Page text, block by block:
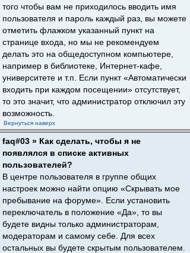
того чтобы вам не приходилось вводить имя
пользователя и пароль каждый раз, вы можете
отметить флажком указанный пункт на
странице входа, но мы не рекомендуем
делать это на общедоступном компьютере,
например в библиотеке, Интернет-кафе,
университете и т.п. Если пункт «Автоматически
входить при каждом посещении» отсутствует,
то это значит, что администратор отключил эту
возможность.
Вернуться наверх
faq#03 » Как сделать, чтобы я не
появлялся в списке активных
пользователей?
В центре пользователя в группе общих
настроек можно найти опцию «Скрывать мое
пребывание на форуме». Если установить
переключатель в положение «Да», то вы
будете видны только администраторам,
модераторам и самому себе. Для всех
остальных вы будете скрытым пользователем.